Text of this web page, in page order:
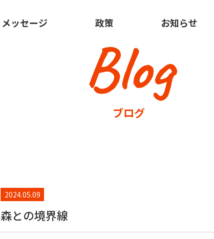
メッセージ 政策 お知らせ
Blog
ブログ
2024.05.09
森との境界線